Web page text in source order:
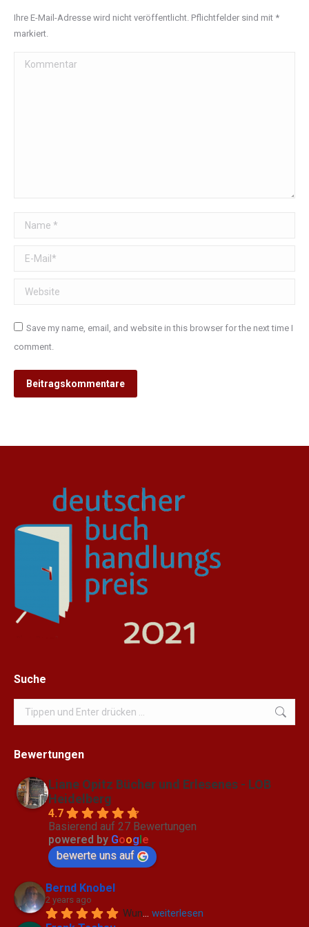
Ihre E-Mail-Adresse wird nicht veröffentlicht. Pflichtfelder sind mit *
markiert.
Kommentar
Name *
E-Mail *
Website
Save my name, email, and website in this browser for the next time I
comment.
Beitragskommentare
Suche
Search:
Bewertungen
Liane Opitz Bücher und Erlesenes - LOB
Heidelberg
4.7
Basierend auf 27 Bewertungen
powered by Google
bewerte uns auf
Bernd Knobel
2 years ago
Wun... weiterlesen